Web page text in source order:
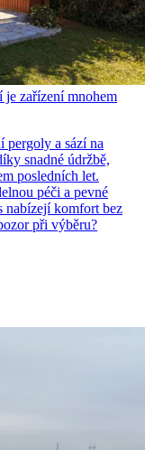
je zařízení mnohem
pergoly a sází na
snadné údržbě,
posledních let.
péči a pevné
nabízejí komfort bez
při výběru?